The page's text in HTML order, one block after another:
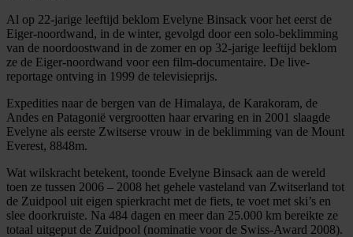
Al op 22-jarige leeftijd beklom Evelyne Binsack voor het eerst de
Eiger-noordwand, in de winter, gevolgd door een solo-beklimming
van de noordoostwand in de zomer en op 32-jarige leeftijd beklom
ze de Eiger-noordwand voor een film-documentaire. De live-
reportage ontving in 1999 de televisieprijs.
Expedities naar de bergen van de Himalaya, de Karakoram, de
Andes en Patagonië vergrootten haar ervaring en in 2001 slaagde
Evelyne als eerste Zwitserse vrouw in de beklimming van de Mount
Everest, 8848m.
Wat wilskracht betekent, toonde Evelyne Binsack aan de wereld
toen ze tussen 2006 – 2008 het gehele vasteland van Zwitserland tot
de Zuidpool uit eigen spierkracht met de fiets, te voet met ski’s en
slee doorkruiste. Na 484 dagen en meer dan 25.000 km bereikte ze
totaal uitgeput de Zuidpool (nominatie voor de Swiss-Award 2008).